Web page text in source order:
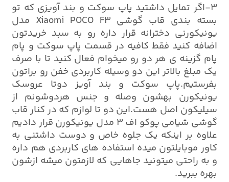
3-اگر تمایل داشتید پاپ سوکت و بند آویزی که تو
بسته بندی قاب گوشی Xiaomi POCO F3 مدل
یونیکورنی دخترانه قرار داره رو به سبد خریدتون
اضافه کنید فقط کافیه در قسمت پاپ سوکت و پام
پام گزینه ی هر دو رو میخوام فعال کنید تا با صرف
یک مبلغ بالاتر این دو وسیله کاربردی خفن رو براتون
بفرستیم.پاپ سوکت و بند آویز دوتا عروسک
یونیکورن بهشون وصله و جنس هردوشونم از
سیلیکون اصل هست.این دو تا لوازم که در کنار قاب
گوشی شیامی پوکو اف 3 مدل یونیکورن قرار دادیم
علاوه بر اینکه یک جلوه خاص و دوست داشتنی به
کاور موبایلتون میده استفاده های کاربردی هم داره
و به راحتی میتونید جاهایی که لازمتون میشه ازشون
بهره ببرید.